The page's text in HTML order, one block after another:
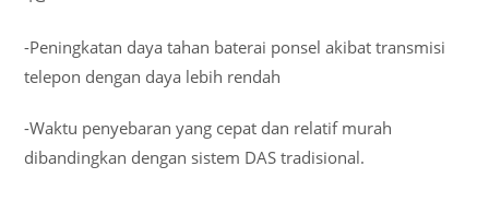
-Peningkatan daya tahan baterai ponsel akibat transmisi
telepon dengan daya lebih rendah
-Waktu penyebaran yang cepat dan relatif murah
dibandingkan dengan sistem DAS tradisional.